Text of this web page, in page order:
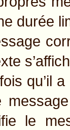
durée
qu’il
le